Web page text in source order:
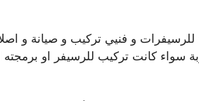
و فنيي تركيب و صيانة و
سواء كانت تركيب للرسيفر او برمجته